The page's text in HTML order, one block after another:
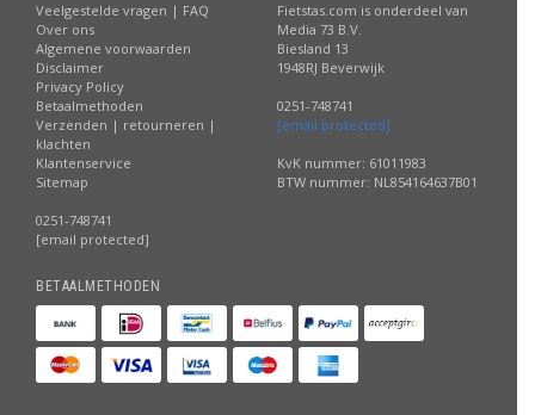
Veelgestelde vragen | FAQ
Over ons
Algemene voorwaarden
Disclaimer
Privacy Policy
Betaalmethoden
Verzenden | retourneren |
klachten
Klantenservice
Sitemap
0251-748741
[email protected]
Fietstas.com is onderdeel van
Media 73 B.V.
Biesland 13
1948RJ Beverwijk
0251-748741
[email protected]
KvK nummer: 61011983
BTW nummer: NL854164637B01
BETAALMETHODEN